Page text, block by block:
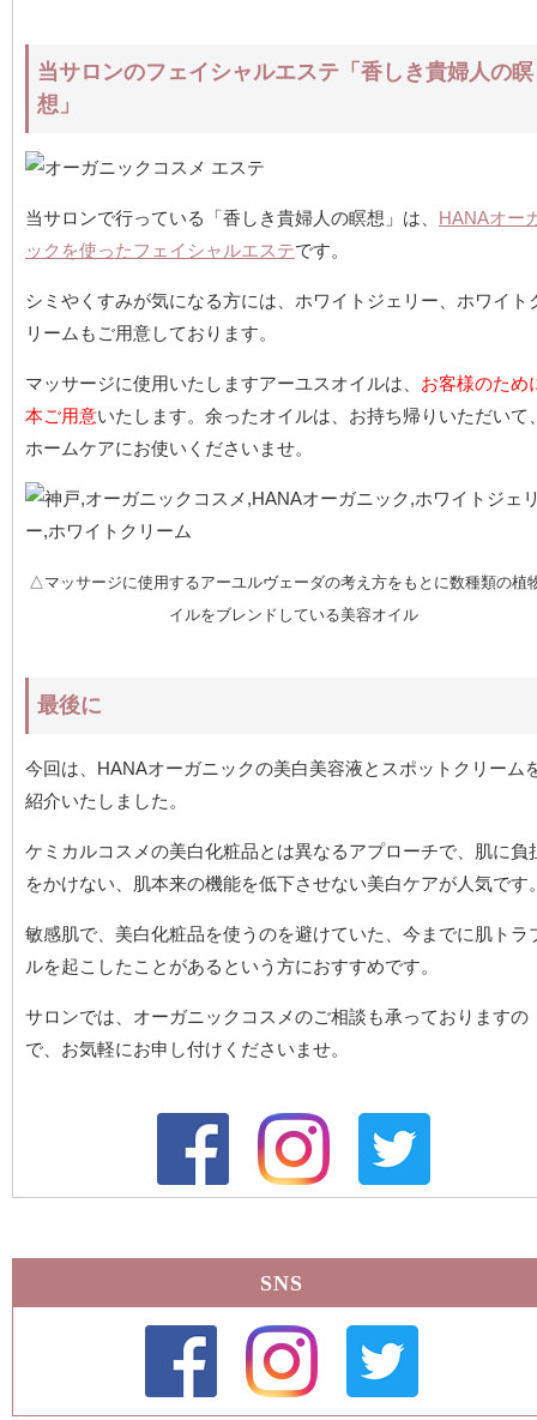
当サロンのフェイシャルエステ「香しき貴婦人の瞑
想」
当サロンで行っている「香しき貴婦人の瞑想」は、 HANAオー
ックを使ったフェイシャルエステです。
シミやくすみが気になる方には、ホワイトジェリー、ホワイト
リームもご用意しております。
マッサージに使用いたしますアーユスオイルは、 お客様のため
本ご用意いたします。余ったオイルは、お持ち帰りいただいて
ホームケアにお使いくださいませ。
△マッサージに使用するアーユルヴェーダの考え方をもとに数種類の植
イルをブレンドしている美容オイル
最後に
今回は、HANAオーガニックの美白美容液とスポットクリーム
紹介いたしました。
ケミカルコスメの美白化粧品とは異なるアプローチで、肌に負
をかけない、肌本来の機能を低下させない美白ケアが人気です
敏感肌で、美白化粧品を使うのを避けていた、今までに肌トラ
ルを起こしたことがあるという方におすすめです。
サロンでは、オーガニックコスメのご相談も承っておりますの
で、お気軽にお申し付けくださいませ。
SNS